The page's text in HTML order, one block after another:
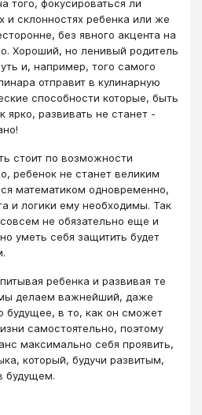
того, фокусироваться ли
и склонностях ребенка или же
без явного акцента на
Хороший, но ленивый родитель
и, например, того самого
отправит в кулинарную
способности которые, быть
развивать не станет -
стоит по возможности
ребенок не станет великим
математиком одновременно,
и логики ему необходимы. Так
не обязательно еще и
уметь себя защитить будет
ребенка и развивая те
делаем важнейший, даже
будущее, в то, как он сможет
самостоятельно, поэтому
максимально себя проявить,
который, будучи развитым,
будущем.